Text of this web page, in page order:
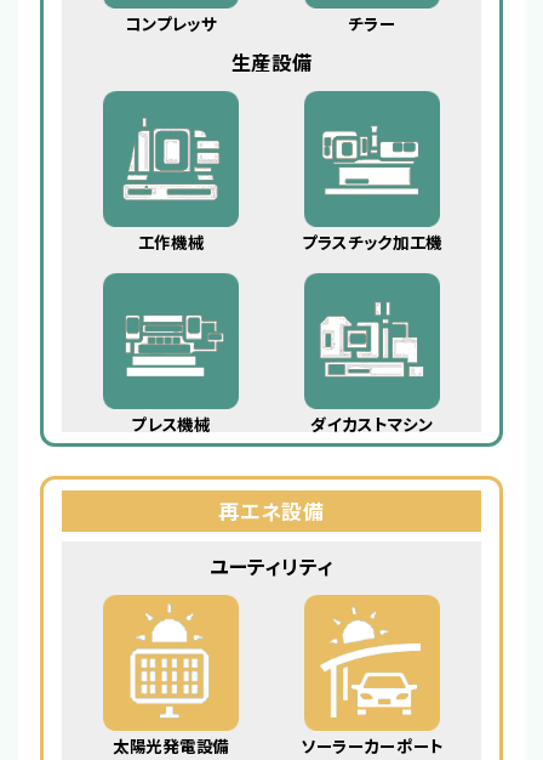
コンプレッサ チラー
生産設備
工作機械 プラスチック加工機
プレス機械 ダイカストマシン
再エネ設備
ユーティリティ
太陽光発電設備 ソーラーカーポート